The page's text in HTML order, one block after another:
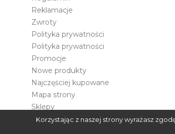
Reklamacje
Zwroty
Polityka prywatności
Polityka prywatności
Promocje
Nowe produkty
Najczęściej kupowane
Mapa strony
Sklepy
Korzystając z naszej strony wyrażasz